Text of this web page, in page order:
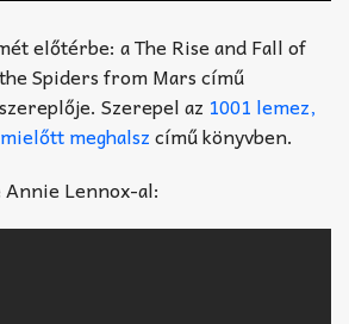
előtérbe: a The Rise and Fall of
Spiders from Mars című
Szerepel az 1001 lemez,
meghalszcímű könyvben.
Lennox-al: